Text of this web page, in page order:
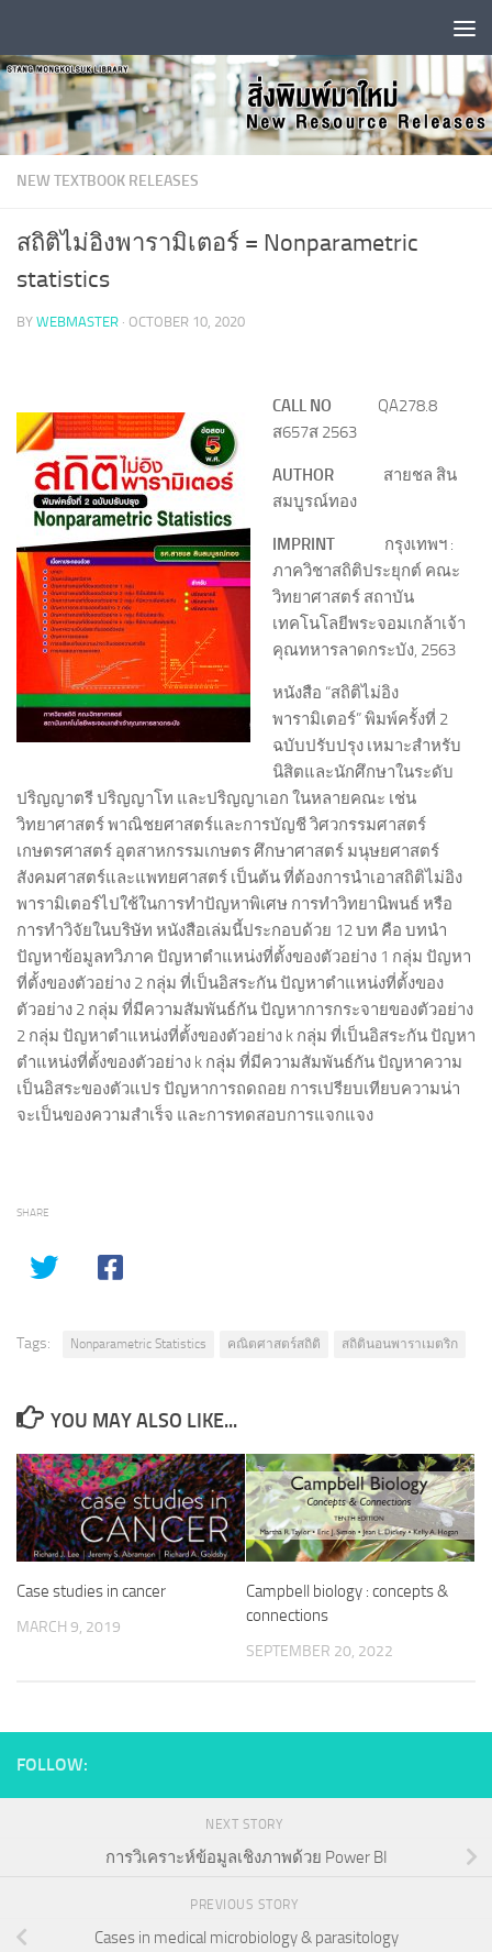
NEW TEXTBOOK RELEASES
สถิติไม่อิงพารามิเตอร์ = Nonparametric
statistics
BY WEBMASTER · OCTOBER 10, 2020
CALL NO QA278.8
ส657ส 2563
AUTHOR สายชล สิน
สมบูรณ์ทอง
IMPRINT กรุงเทพฯ :
ภาควิชาสถิติประยุกต์ คณะ
วิทยาศาสตร์ สถาบัน
เทคโนโลยีพระจอมเกล้าเจ้า
คุณทหารลาดกระบัง, 2563
หนังสือ “สถิติไม่อิง
พารามิเตอร์” พิมพ์ครั้งที่ 2
ฉบับปรับปรุง เหมาะสำหรับ
นิสิตและนักศึกษาในระดับ
ปริญญาตรี ปริญญาโท และปริญญาเอก ในหลายคณะ เช่น
วิทยาศาสตร์ พาณิชยศาสตร์และการบัญชี วิศวกรรมศาสตร์
เกษตรศาสตร์ อุตสาหกรรมเกษตร ศึกษาศาสตร์ มนุษยศาสตร์
สังคมศาสตร์และแพทยศาสตร์ เป็นต้น ที่ต้องการนำเอาสถิติไม่อิง
พารามิเตอร์ไปใช้ในการทำปัญหาพิเศษ การทำวิทยานิพนธ์ หรือ
การทำวิจัยในบริษัท หนังสือเล่มนี้ประกอบด้วย 12 บท คือ บทนำ
ปัญหาข้อมูลทวิภาค ปัญหาตำแหน่งที่ตั้งของตัวอย่าง 1 กลุ่ม ปัญหา
ที่ตั้งของตัวอย่าง 2 กลุ่ม ที่เป็นอิสระกัน ปัญหาตำแหน่งที่ตั้งของ
ตัวอย่าง 2 กลุ่ม ที่มีความสัมพันธ์กัน ปัญหาการกระจายของตัวอย่าง
2 กลุ่ม ปัญหาตำแหน่งที่ตั้งของตัวอย่าง k กลุ่ม ที่เป็นอิสระกัน ปัญหา
ตำแหน่งที่ตั้งของตัวอย่าง k กลุ่ม ที่มีความสัมพันธ์กัน ปัญหาความ
เป็นอิสระของตัวแปร ปัญหาการถดถอย การเปรียบเทียบความน่า
จะเป็นของความสำเร็จ และการทดสอบการแจกแจง
SHARE
Tags: Nonparametric Statistics คณิตศาสตร์สถิติ สถิตินอนพาราเมตริก
YOU MAY ALSO LIKE...
Case studies in cancer
MARCH 9, 2019
Campbell biology : concepts &
connections
SEPTEMBER 20, 2022
FOLLOW:
NEXT STORY
การวิเคราะห์ข้อมูลเชิงภาพด้วย Power BI
PREVIOUS STORY
Cases in medical microbiology & parasitology